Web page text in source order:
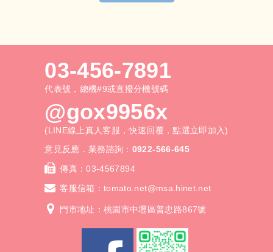
03-456-7891
代表號，總機#9或直撥分機號碼
@gox9956x
(LINE線上真人客服，快速回覆，點選立即加入)
意見反應．業務諮詢： 0922-566-645
傳真：03-4567894
客服信箱：tomato.net@msa.hinet.net
門市地址：桃園市中壢區普忠路867號